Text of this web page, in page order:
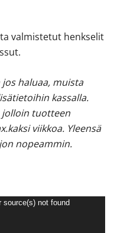
valmistetut henkselit
haluaa, muista
kassalla.
jolloin tuotteen
viikkoa. Yleensä
nopeammin.
source(s) not found